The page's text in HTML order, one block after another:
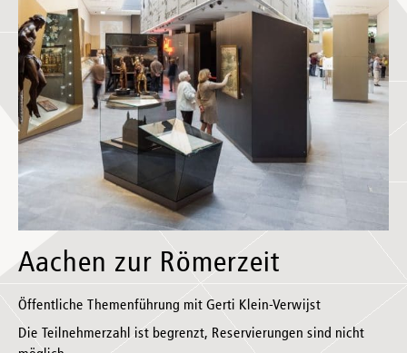
Aachen zur Römerzeit
Öffentliche Themenführung mit Gerti Klein-Verwijst
Die Teilnehmerzahl ist begrenzt, Reservierungen sind nicht